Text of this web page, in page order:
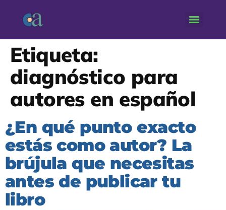
Etiqueta:
diagnóstico para
autores en español
¿En qué punto exacto
estás como autor? La
brújula que necesitas
antes de publicar tu
libro